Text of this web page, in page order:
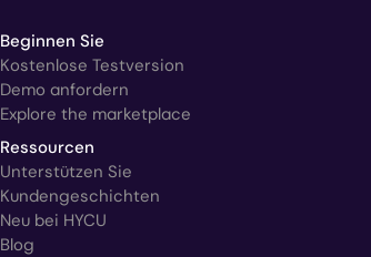
Beginnen Sie
Kostenlose Testversion
Demo anfordern
Explore the marketplace
Ressourcen
Unterstützen Sie
Kundengeschichten
Neu bei HYCU
Blog